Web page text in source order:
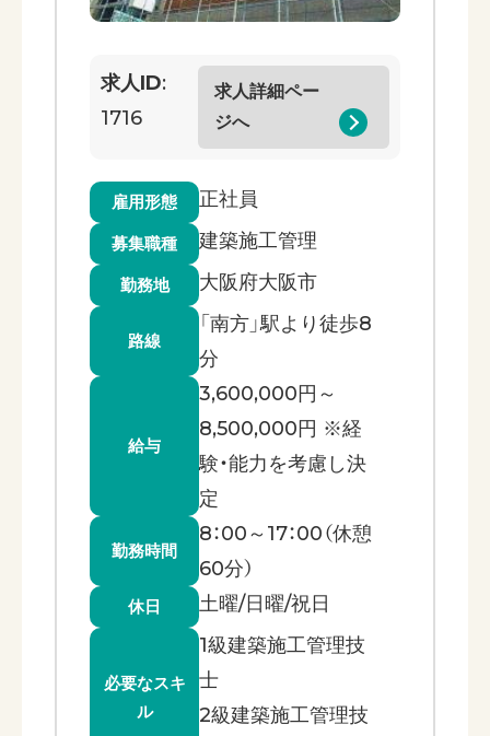
求人ID:
1716
求人詳細ペー
ジへ
雇用形態 正社員
募集職種 建築施工管理
勤務地 大阪府大阪市
路線
「南方」駅より徒歩8
分
給与
3,600,000円～
8,500,000円 ※経
験・能力を考慮し決
定
勤務時間
8：00～17：00（休憩
60分）
休日 土曜/日曜/祝日
必要なスキ
ル
1級建築施工管理技
士
2級建築施工管理技